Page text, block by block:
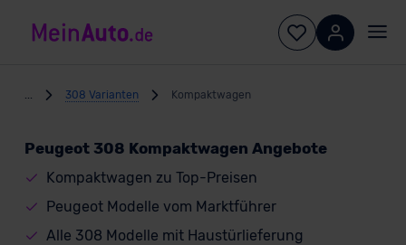
308 Varianten Kompaktwagen
Peugeot 308 Kompaktwagen Angebote
Kompaktwagen zu Top-Preisen
Peugeot Modelle vom Marktführer
Alle 308 Modelle mit Haustürlieferung